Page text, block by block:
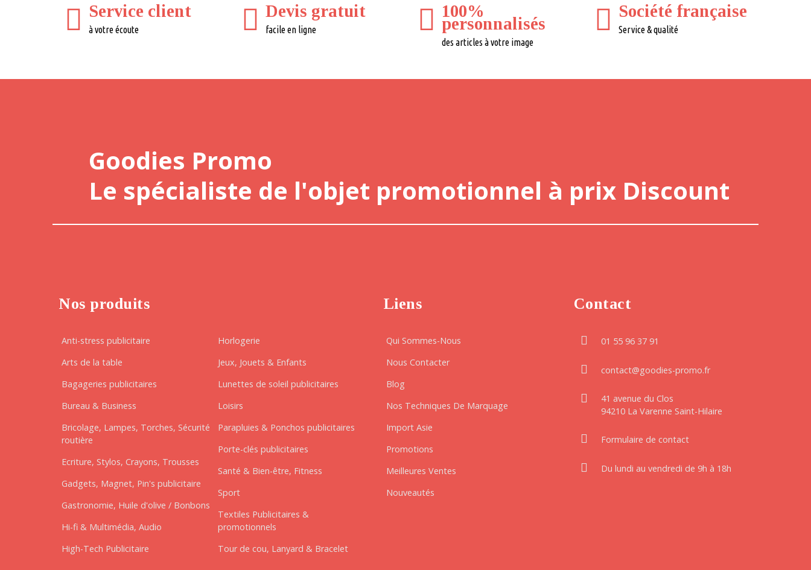
Service client
à votre écoute
Devis gratuit
facile en ligne
100%
personnalisés
des articles à votre image
Société française
Service & qualité
Goodies Promo
Le spécialiste de l'objet promotionnel à prix Discount
Nos produits
Anti-stress publicitaire
Arts de la table
Bagageries publicitaires
Bureau & Business
Bricolage, Lampes, Torches, Sécurité
routière
Ecriture, Stylos, Crayons, Trousses
Gadgets, Magnet, Pin's publicitaire
Gastronomie, Huile d'olive / Bonbons
Hi-fi & Multimédia, Audio
High-Tech Publicitaire
Horlogerie
Jeux, Jouets & Enfants
Lunettes de soleil publicitaires
Loisirs
Parapluies & Ponchos publicitaires
Porte-clés publicitaires
Santé & Bien-être, Fitness
Sport
Textiles Publicitaires &
promotionnels
Tour de cou, Lanyard & Bracelet
Liens
Qui Sommes-Nous
Nous Contacter
Blog
Nos Techniques De Marquage
Import Asie
Promotions
Meilleures Ventes
Nouveautés
Contact
01 55 96 37 91
contact@goodies-promo.fr
41 avenue du Clos
94210 La Varenne Saint-Hilaire
Formulaire de contact
Du lundi au vendredi de 9h à 18h